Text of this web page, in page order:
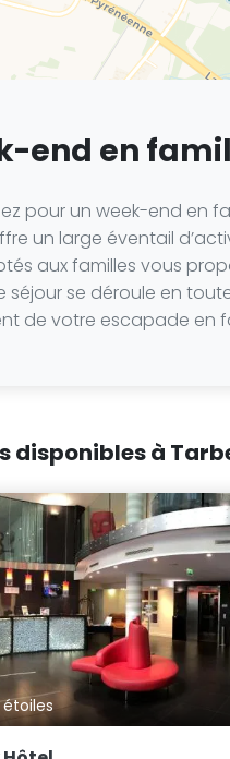
end en
pour un week-end en
un large éventail
aux familles vous
séjour se déroule en
de votre escapade en
disponibles à